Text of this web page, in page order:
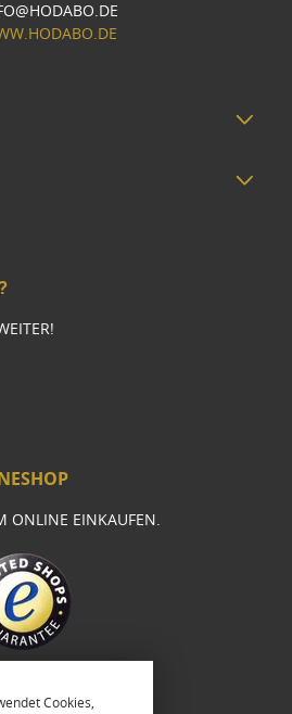
ONLINE EINKAUFEN.
Cookies,